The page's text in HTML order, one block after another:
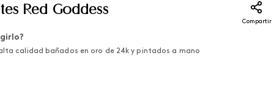
Red Goddess
Compartir
calidad bañados en oro de 24k y pintados a mano